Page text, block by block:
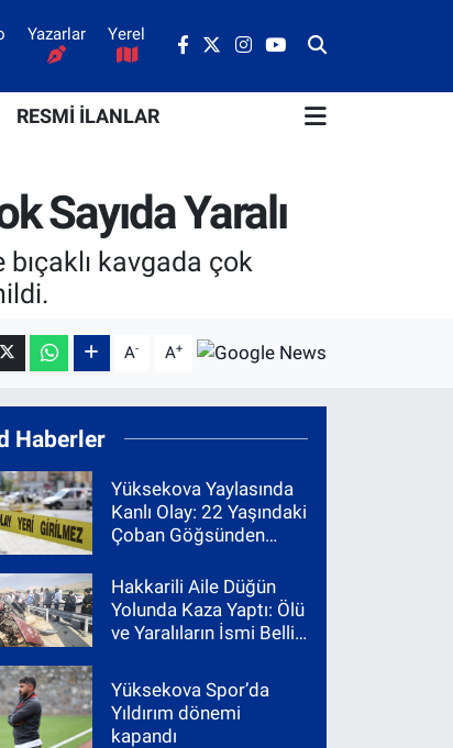
Yazarlar Yerel
RESMİ İLANLAR
Sayıda Yaralı
kavgada çok
A- A+
Haberler
Yüksekova Yaylasında
Kanlı Olay: 22 Yaşındaki
Çoban Göğsünden
Hakkarili Aile Düğün
Yolunda Kaza Yaptı: Ölü
ve Yaralıların İsmi Belli
Yüksekova Spor’da
Yıldırım dönemi
kapandı